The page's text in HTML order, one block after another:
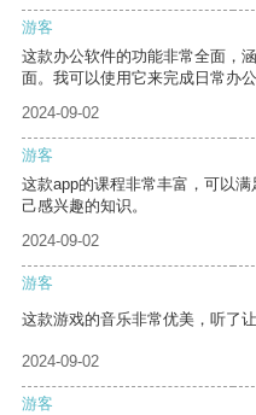
游客
这款办公软件的功能非常全面，
面。我可以使用它来完成日常办
2024-09-02
游客
这款app的课程非常丰富，可以
己感兴趣的知识。
2024-09-02
游客
这款游戏的音乐非常优美，听了让
2024-09-02
游客